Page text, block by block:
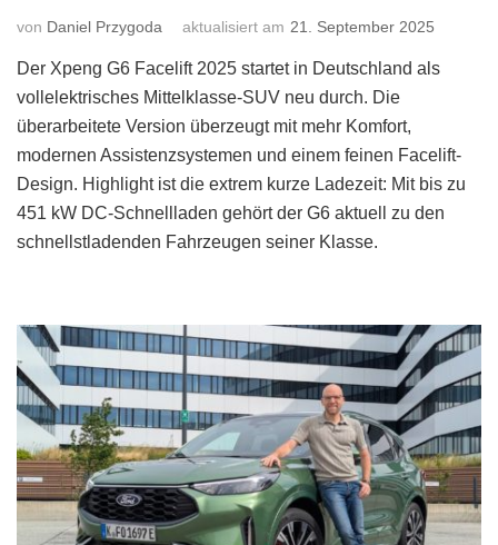
von Daniel Przygoda aktualisiert am 21. September 2025
Der Xpeng G6 Facelift 2025 startet in Deutschland als
vollelektrisches Mittelklasse-SUV neu durch. Die
überarbeitete Version überzeugt mit mehr Komfort,
modernen Assistenzsystemen und einem feinen Facelift-
Design. Highlight ist die extrem kurze Ladezeit: Mit bis zu
451 kW DC-Schnellladen gehört der G6 aktuell zu den
schnellstladenden Fahrzeugen seiner Klasse.